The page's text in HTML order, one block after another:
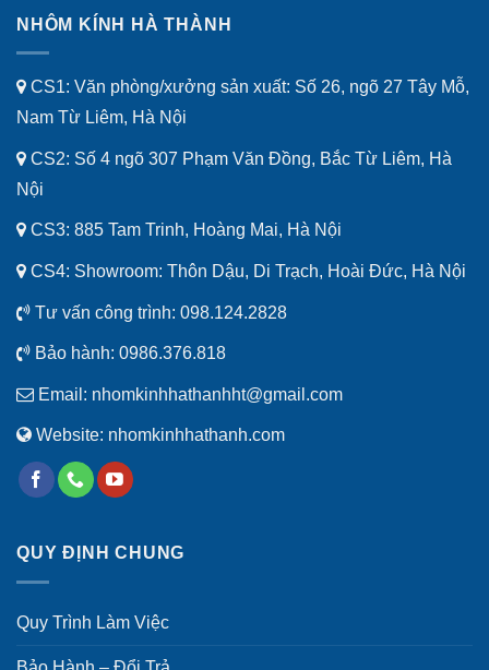
NHÔM KÍNH HÀ THÀNH
CS1: Văn phòng/xưởng sản xuất: Số 26, ngõ 27 Tây Mỗ,
Nam Từ Liêm, Hà Nội
CS2: Số 4 ngõ 307 Phạm Văn Đồng, Bắc Từ Liêm, Hà
Nội
CS3: 885 Tam Trinh, Hoàng Mai, Hà Nội
CS4: Showroom: Thôn Dậu, Di Trạch, Hoài Đức, Hà Nội
Tư vấn công trình: 098.124.2828
Bảo hành: 0986.376.818
Email: nhomkinhhathanhht@gmail.com
Website: nhomkinhhathanh.com
QUY ĐỊNH CHUNG
Quy Trình Làm Việc